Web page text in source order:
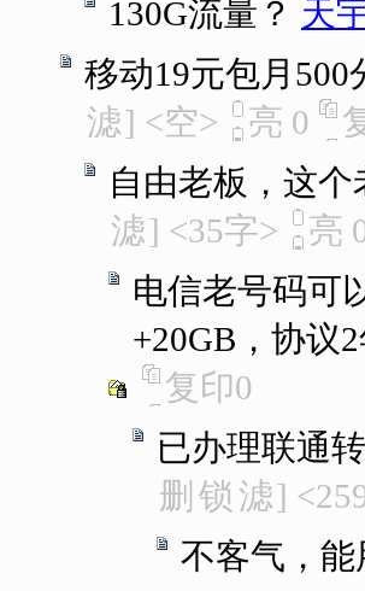
130G流量？ 天
移动19元包月500
滤] <空> 亮 0
自由老板，这
滤] <35字> 亮
电信老号码可
+20GB，协议2
复印0
已办理联通
删 锁 滤]
不客气，